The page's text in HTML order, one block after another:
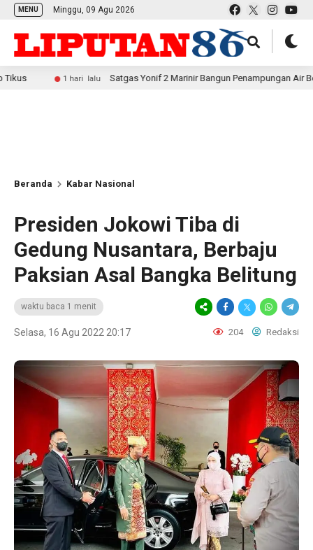
MENU Minggu, 09 Agu 2026
1 hari lalu Satgas Yonif 2 Marinir Bangun Penampungan Air Bersama
Beranda Kabar Nasional
Presiden Jokowi Tiba di
Gedung Nusantara, Berbaju
Paksian Asal Bangka Belitung
waktu baca 1 menit
Selasa, 16 Agu 2022 20:17 204 Redaksi